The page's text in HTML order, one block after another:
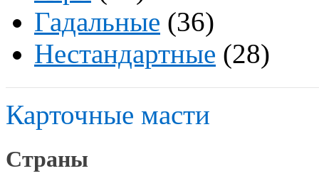
Гадальные (36)
Нестандартные (28)
Карточные масти
Страны